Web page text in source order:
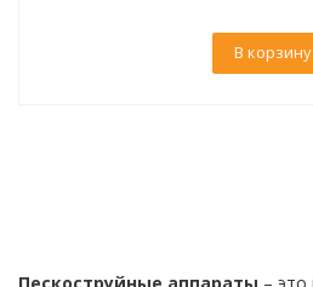
В корзину